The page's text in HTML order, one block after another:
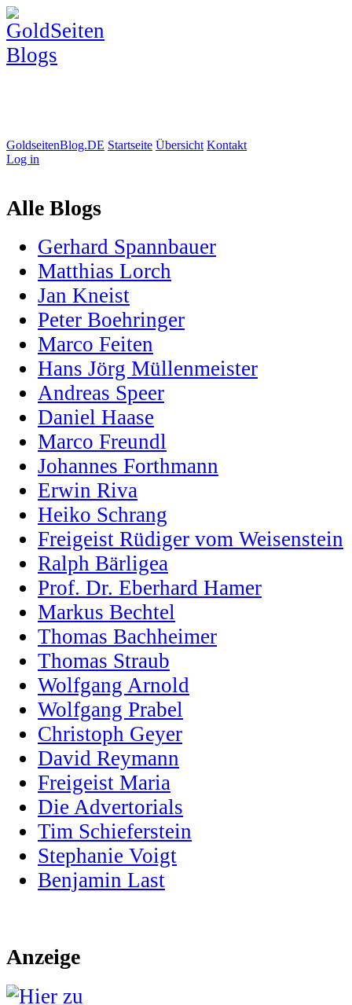
GoldseitenBlog.DE Startseite Übersicht Kontakt
Log in
Alle Blogs
Gerhard Spannbauer
Matthias Lorch
Jan Kneist
Peter Boehringer
Marco Feiten
Hans Jörg Müllenmeister
Andreas Speer
Daniel Haase
Marco Freundl
Johannes Forthmann
Erwin Riva
Heiko Schrang
Freigeist Rüdiger vom Weisenstein
Ralph Bärligea
Prof. Dr. Eberhard Hamer
Markus Bechtel
Thomas Bachheimer
Thomas Straub
Wolfgang Arnold
Wolfgang Prabel
Christoph Geyer
David Reymann
Freigeist Maria
Die Advertorials
Tim Schieferstein
Stephanie Voigt
Benjamin Last
Anzeige